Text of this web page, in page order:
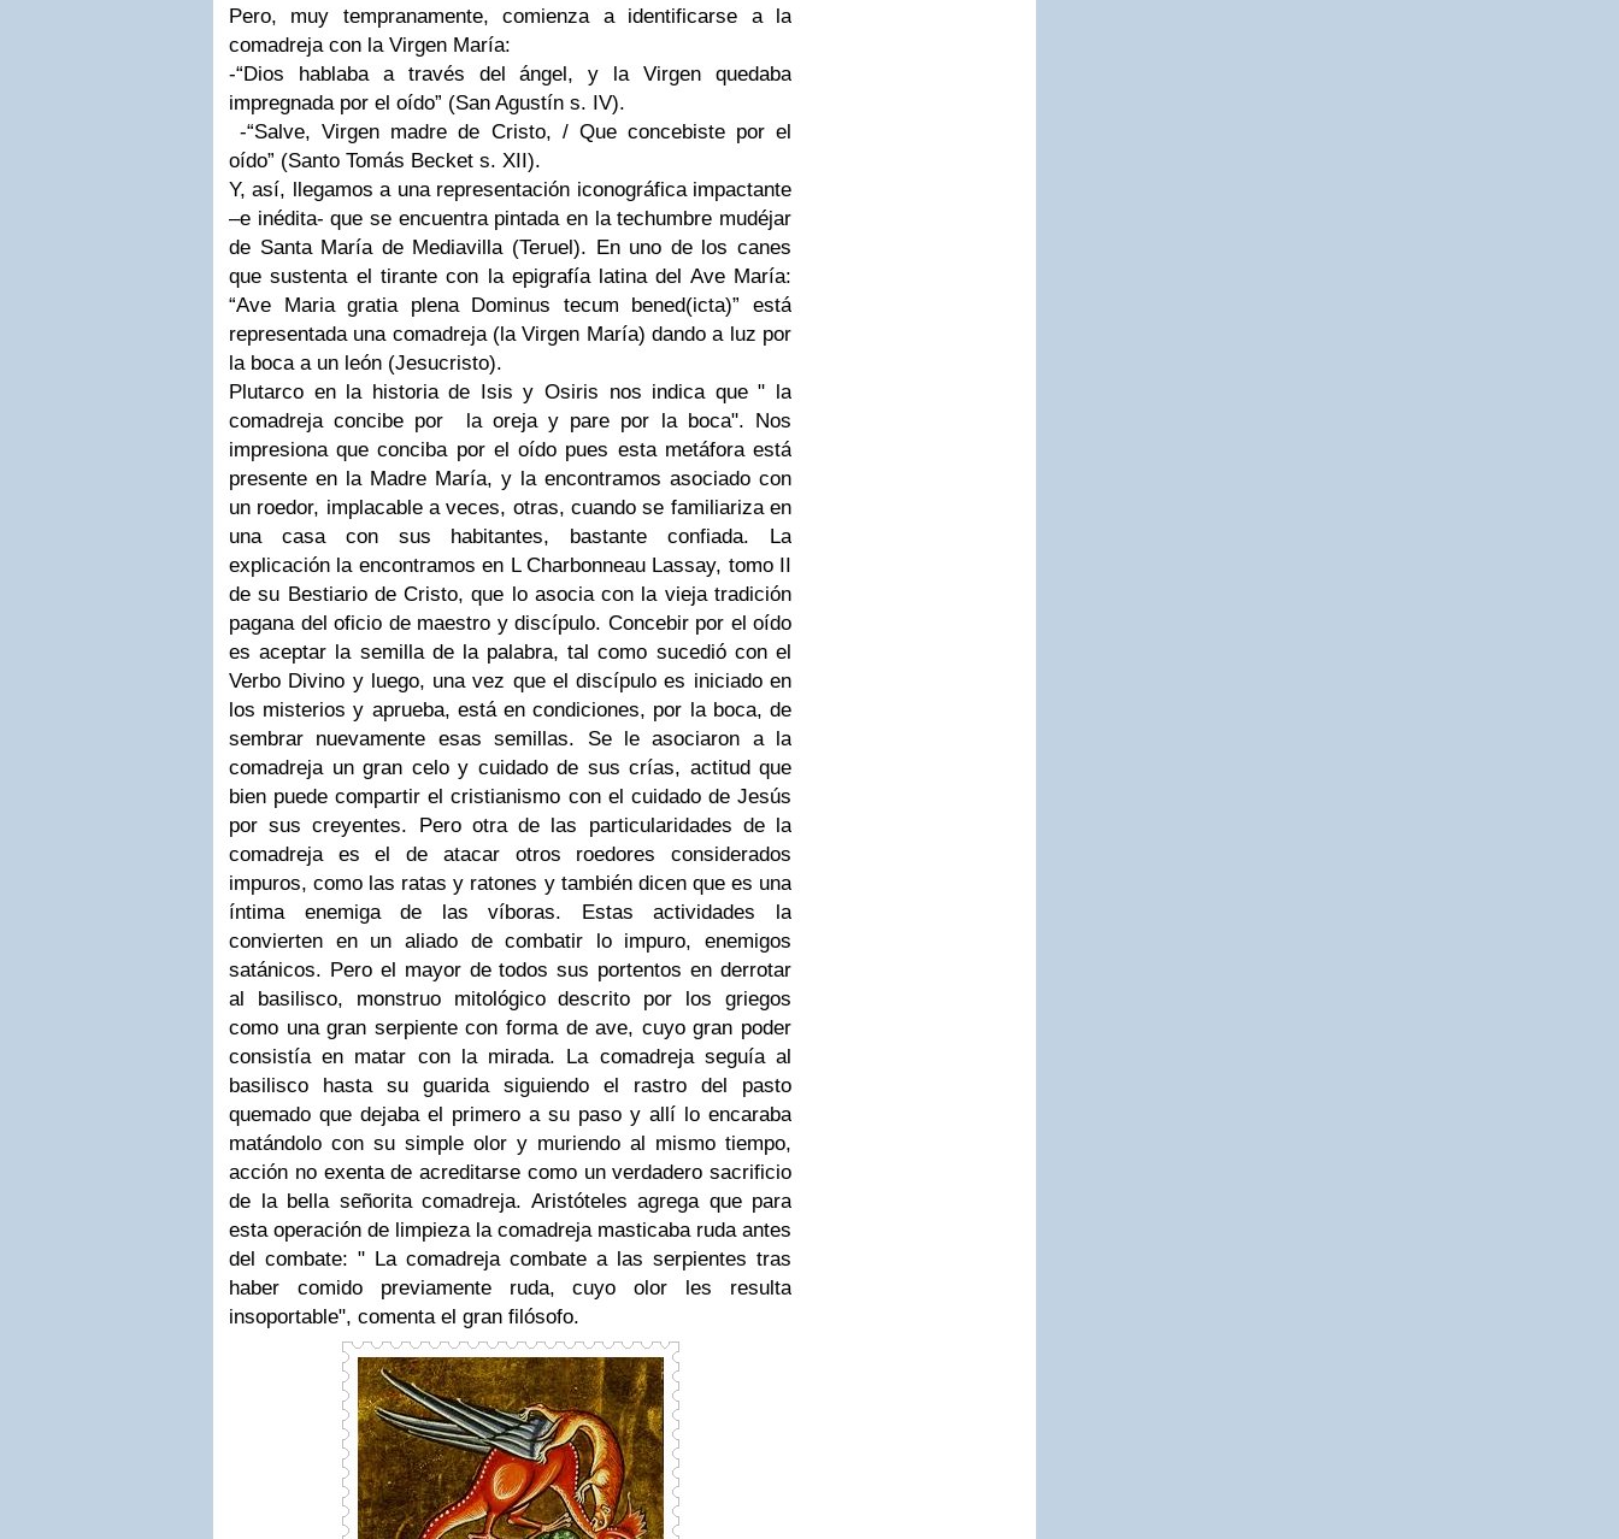
Pero, muy tempranamente, comienza a identificarse a la
comadreja con la Virgen María:
-“Dios hablaba a través del ángel, y la Virgen quedaba
impregnada por el oído” (San Agustín s. IV).
-“Salve, Virgen madre de Cristo, / Que concebiste por el
oído” (Santo Tomás Becket s. XII).
Y, así, llegamos a una representación iconográfica impactante
–e inédita- que se encuentra pintada en la techumbre mudéjar
de Santa María de Mediavilla (Teruel). En uno de los canes
que sustenta el tirante con la epigrafía latina del Ave María:
“Ave Maria gratia plena Dominus tecum bened(icta)” está
representada una comadreja (la Virgen María) dando a luz por
la boca a un león (Jesucristo).
Plutarco en la historia de Isis y Osiris nos indica que " la
comadreja concibe por la oreja y pare por la boca". Nos
impresiona que conciba por el oído pues esta metáfora está
presente en la Madre María, y la encontramos asociado con
un roedor, implacable a veces, otras, cuando se familiariza en
una casa con sus habitantes, bastante confiada. La
explicación la encontramos en L Charbonneau Lassay, tomo II
de su Bestiario de Cristo, que lo asocia con la vieja tradición
pagana del oficio de maestro y discípulo. Concebir por el oído
es aceptar la semilla de la palabra, tal como sucedió con el
Verbo Divino y luego, una vez que el discípulo es iniciado en
los misterios y aprueba, está en condiciones, por la boca, de
sembrar nuevamente esas semillas. Se le asociaron a la
comadreja un gran celo y cuidado de sus crías, actitud que
bien puede compartir el cristianismo con el cuidado de Jesús
por sus creyentes. Pero otra de las particularidades de la
comadreja es el de atacar otros roedores considerados
impuros, como las ratas y ratones y también dicen que es una
íntima enemiga de las víboras. Estas actividades la
convierten en un aliado de combatir lo impuro, enemigos
satánicos. Pero el mayor de todos sus portentos en derrotar
al basilisco, monstruo mitológico descrito por los griegos
como una gran serpiente con forma de ave, cuyo gran poder
consistía en matar con la mirada. La comadreja seguía al
basilisco hasta su guarida siguiendo el rastro del pasto
quemado que dejaba el primero a su paso y allí lo encaraba
matándolo con su simple olor y muriendo al mismo tiempo,
acción no exenta de acreditarse como un verdadero sacrificio
de la bella señorita comadreja. Aristóteles agrega que para
esta operación de limpieza la comadreja masticaba ruda antes
del combate: " La comadreja combate a las serpientes tras
haber comido previamente ruda, cuyo olor les resulta
insoportable", comenta el gran filósofo.